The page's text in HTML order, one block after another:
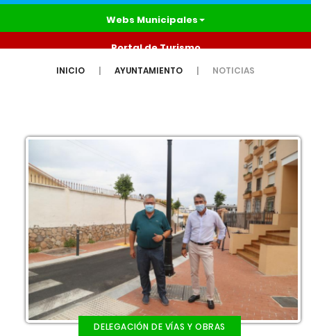
Webs Municipales
Portal de Turismo
INICIO AYUNTAMIENTO NOTICIAS
DELEGACIÓN DE VÍAS Y OBRAS